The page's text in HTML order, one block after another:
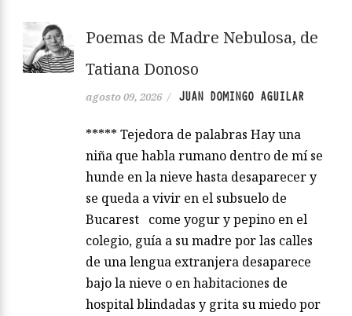
Poemas de Madre Nebulosa, de
Tatiana Donoso
agosto 09, 2026 / JUAN DOMINGO AGUILAR
***** Tejedora de palabras Hay una
niña que habla rumano dentro de mí se
hunde en la nieve hasta desaparecer y
se queda a vivir en el subsuelo de
Bucarest come yogur y pepino en el
colegio, guía a su madre por las calles
de una lengua extranjera desaparece
bajo la nieve o en habitaciones de
hospital blindadas y grita su miedo por